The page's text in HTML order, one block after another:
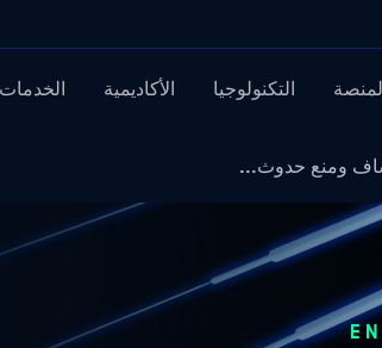
المنصة التكنولوجيا الأكاديمية الخدمات